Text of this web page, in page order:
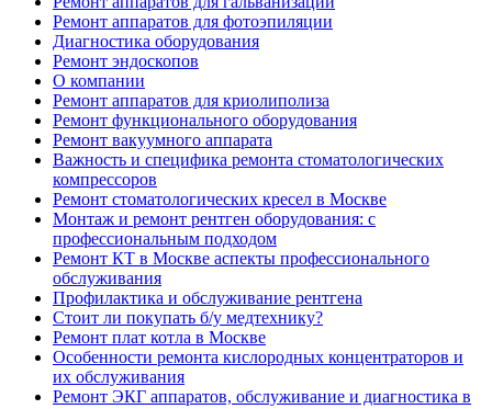
Ремонт аппаратов для фотоэпиляции
Диагностика оборудования
Ремонт эндоскопов
О компании
Ремонт аппаратов для криолиполиза
Ремонт функционального оборудования
Ремонт вакуумного аппарата
Важность и специфика ремонта стоматологических
компрессоров
Ремонт стоматологических кресел в Москве
Монтаж и ремонт рентген оборудования: с
профессиональным подходом
Ремонт КТ в Москве аспекты профессионального
обслуживания
Профилактика и обслуживание рентгена
Стоит ли покупать б/у медтехнику?
Ремонт плат котла в Москве
Особенности ремонта кислородных концентраторов и
их обслуживания
Ремонт ЭКГ аппаратов, обслуживание и диагностика в